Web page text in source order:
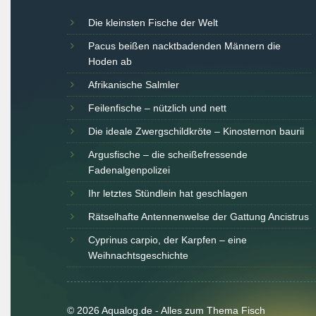
Die kleinsten Fische der Welt
Pacus beißen nacktbadenden Männern die
Hoden ab
Afrikanische Salmler
Feilenfische – nützlich und nett
Die ideale Zwergschildkröte – Kinosternon baurii
Argusfische – die scheißefressende
Fadenalgenpolizei
Ihr letztes Stündlein hat geschlagen
Rätselhafte Antennenwelse der Gattung Ancistrus
Cyprinus carpio, der Karpfen – eine
Weihnachtsgeschichte
© 2026 Aqualog.de - Alles zum Thema Fisch